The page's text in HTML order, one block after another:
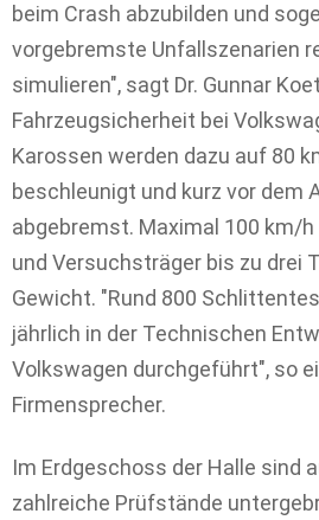
beim Crash abzubilden und
vorgebremste Unfallszenarien
simulieren", sagt Dr. Gunnar
Fahrzeugsicherheit bei
Karossen werden dazu auf 80
beschleunigt und kurz vor dem
abgebremst. Maximal 100 km/
und Versuchsträger bis zu drei
Gewicht. "Rund 800
jährlich in der Technischen
Volkswagen durchgeführt", so
Firmensprecher.
Im Erdgeschoss der Halle sind
zahlreiche Prüfstände